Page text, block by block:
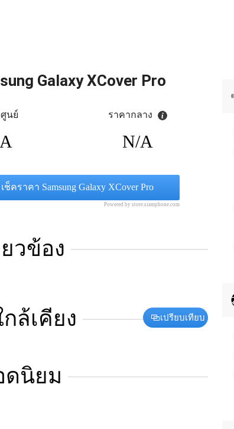
Galaxy XCover Pro
ศูนย์ ราคากลาง
N/A
เช็คราคา Samsung Galaxy XCover Pro
Powered by store.siamphone.com
วข้อง
ล้เคียง เปรียบเทียบ
ดนิยม